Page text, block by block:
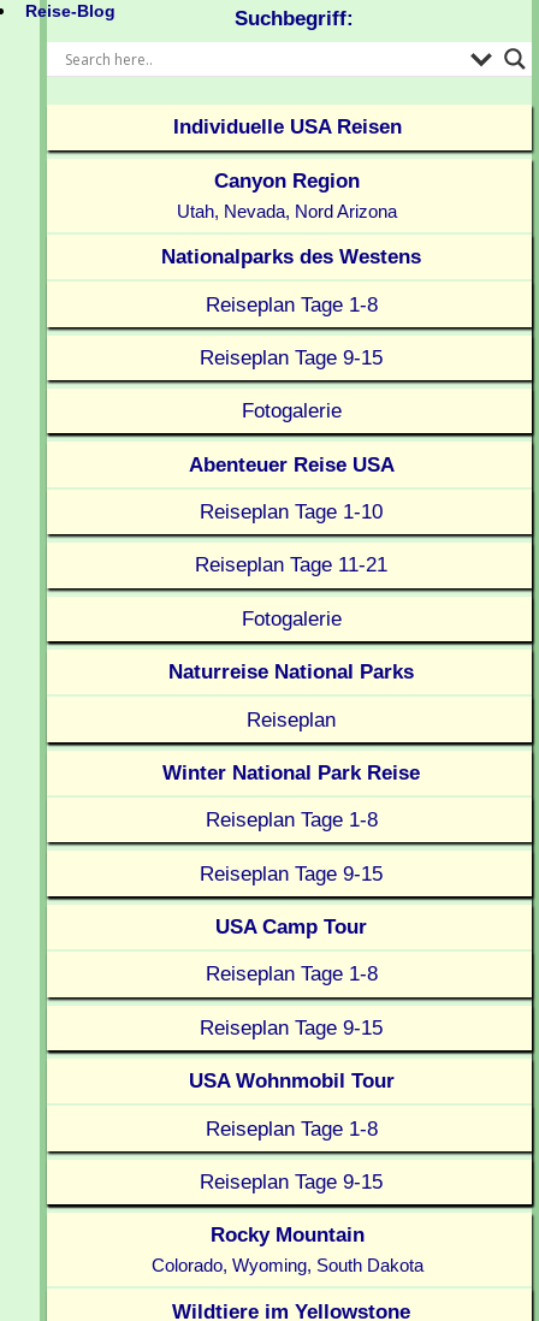
Reise-Blog
Suchbegriff:
Individuelle USA Reisen
Canyon Region
Utah, Nevada, Nord Arizona
Nationalparks des Westens
Reiseplan Tage 1-8
Reiseplan Tage 9-15
Fotogalerie
Abenteuer Reise USA
Reiseplan Tage 1-10
Reiseplan Tage 11-21
Fotogalerie
Naturreise National Parks
Reiseplan
Winter National Park Reise
Reiseplan Tage 1-8
Reiseplan Tage 9-15
USA Camp Tour
Reiseplan Tage 1-8
Reiseplan Tage 9-15
USA Wohnmobil Tour
Reiseplan Tage 1-8
Reiseplan Tage 9-15
Rocky Mountain
Colorado, Wyoming, South Dakota
Wildtiere im Yellowstone